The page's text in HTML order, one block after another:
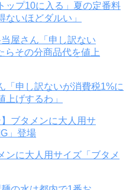
ップ10に入る」夏の定番料
いほどダルい」
「申し訳ないが消費税1%に
げするわ」
ンに大人用サイズ「ブタメ